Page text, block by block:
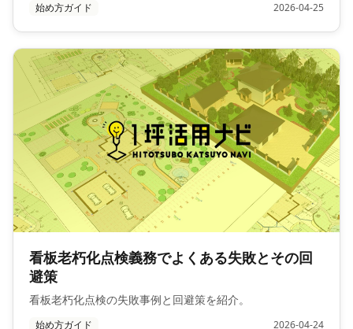
始め方ガイド 2026-04-25
看板老朽化点検義務でよくある失敗とその回
避策
看板老朽化点検の失敗事例と回避策を紹介。
始め方ガイド 2026-04-24